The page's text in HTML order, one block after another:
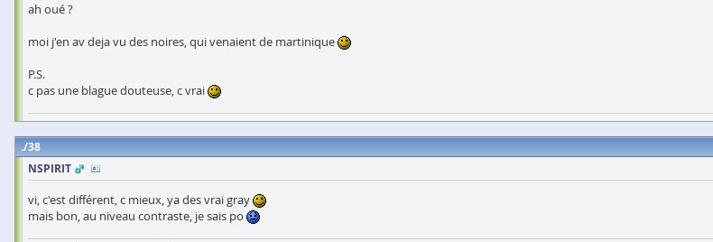
ah oué ?
moi j'en av deja vu des noires, qui venaient de martinique
P.S.
c pas une blague douteuse, c vrai
38
NSPIRIT
vi, c'est différent, c mieux, ya des vrai gray
mais bon, au niveau contraste, je sais po